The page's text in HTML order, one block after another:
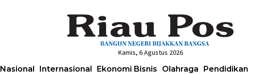
Kamis, 6 Agustus 2026
Nasional Internasional Ekonomi Bisnis Olahraga Pendidikan